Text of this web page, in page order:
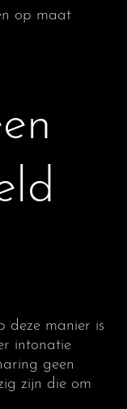
binnen
een goede
van de
een
een poging dat
nauwelijks
zou men de
wijzigen. Veel
van
men door een
op maat
deze manier is
intonatie
geen
zijn die om